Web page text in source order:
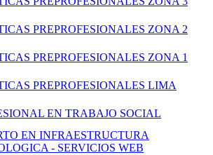
PREPROFESIONALES ZONA 2
PREPROFESIONALES ZONA 1
PREPROFESIONALES LIMA
EN TRABAJO SOCIAL
EN INFRAESTRUCTURA
- SERVICIOS WEB